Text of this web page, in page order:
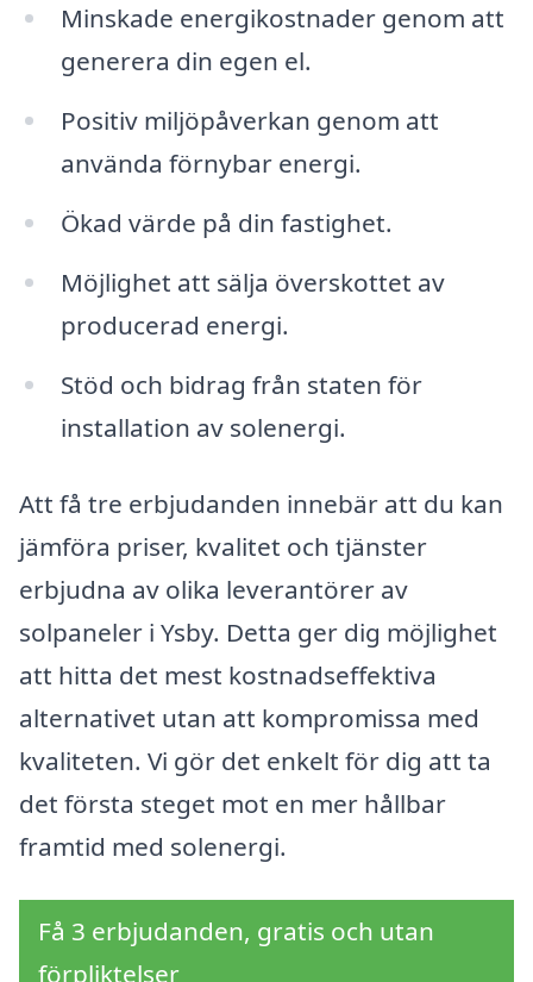
Minskade energikostnader genom att
generera din egen el.
Positiv miljöpåverkan genom att
använda förnybar energi.
Ökad värde på din fastighet.
Möjlighet att sälja överskottet av
producerad energi.
Stöd och bidrag från staten för
installation av solenergi.
Att få tre erbjudanden innebär att du kan
jämföra priser, kvalitet och tjänster
erbjudna av olika leverantörer av
solpaneler i Ysby. Detta ger dig möjlighet
att hitta det mest kostnadseffektiva
alternativet utan att kompromissa med
kvaliteten. Vi gör det enkelt för dig att ta
det första steget mot en mer hållbar
framtid med solenergi.
Få 3 erbjudanden, gratis och utan
förpliktelser